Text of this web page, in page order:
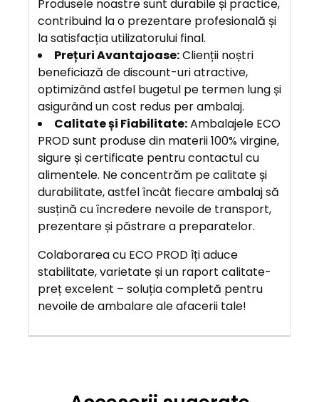
Produsele noastre sunt durabile și practice,
contribuind la o prezentare profesională și
la satisfacția utilizatorului final.
Prețuri Avantajoase:Clienții noștri
beneficiază de discount-uri atractive,
optimizând astfel bugetul pe termen lung și
asigurând un cost redus per ambalaj.
Calitate și Fiabilitate:Ambalajele ECO
PROD sunt produse din materii 100% virgine,
sigure și certificate pentru contactul cu
alimentele. Ne concentrăm pe calitate și
durabilitate, astfel încât fiecare ambalaj să
susțină cu încredere nevoile de transport,
prezentare și păstrare a preparatelor.
Colaborarea cu ECO PROD îți aduce
stabilitate, varietate și un raport calitate-
preț excelent – soluția completă pentru
nevoile de ambalare ale afacerii tale!